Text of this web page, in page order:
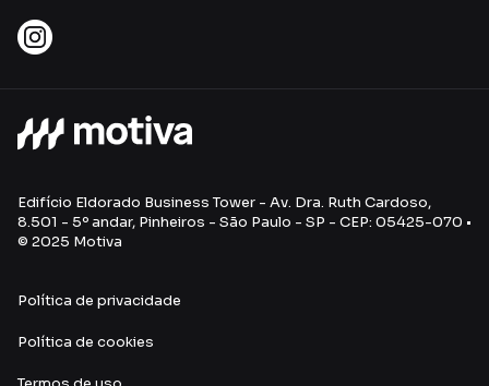
Edifício Eldorado Business Tower - Av. Dra. Ruth Cardoso,
8.501 - 5º andar, Pinheiros - São Paulo - SP - CEP: 05425-070 •
© 2025 Motiva
Política de privacidade
Política de cookies